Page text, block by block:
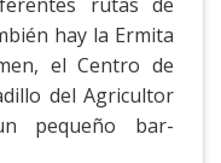
hay la Ermita
el Centro de
del Agricultor
pequeño bar-